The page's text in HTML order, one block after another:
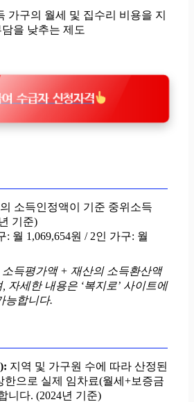
가구의 월세 및 집수리 비용을 지
을 낮추는 제도
수급자 신청자격
소득인정액이 기준 중위소득
기준)
: 월 1,069,654원 / 2인 가구: 월
득평가액 + 재산의 소득환산액
자세한 내용은 ‘복지로’ 사이트에
능합니다.
지역 및 가구원 수에 따라 산정된
한으로 실제 임차료(월세+보증금
니다. (2024년 기준)